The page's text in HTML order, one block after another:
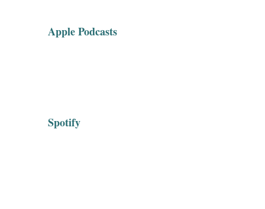
Apple Podcasts
Spotify